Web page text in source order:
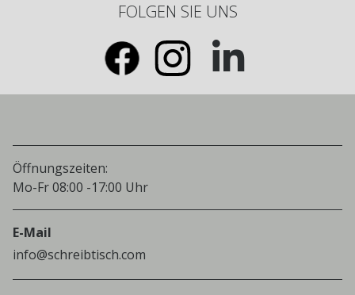
FOLGEN SIE UNS
Öffnungszeiten:
Mo-Fr 08:00 -17:00 Uhr
E-Mail
info@schreibtisch.com